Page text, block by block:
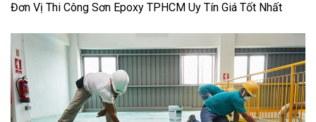
Đơn Vị Thi Công Sơn Epoxy TPHCM Uy Tín Giá Tốt Nhất